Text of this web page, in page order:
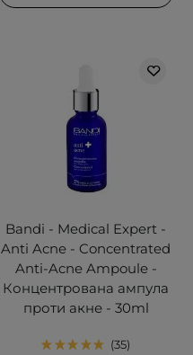
Bandi - Medical Expert -
Anti Acne - Concentrated
Anti-Acne Ampoule -
Концентрована ампула
проти акне - 30ml
35